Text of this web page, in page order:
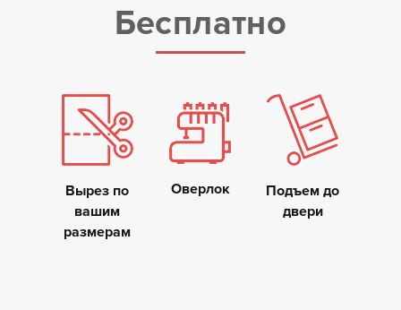
Бесплатно
Вырез по
вашим
размерам
Оверлок
Подъем до
двери